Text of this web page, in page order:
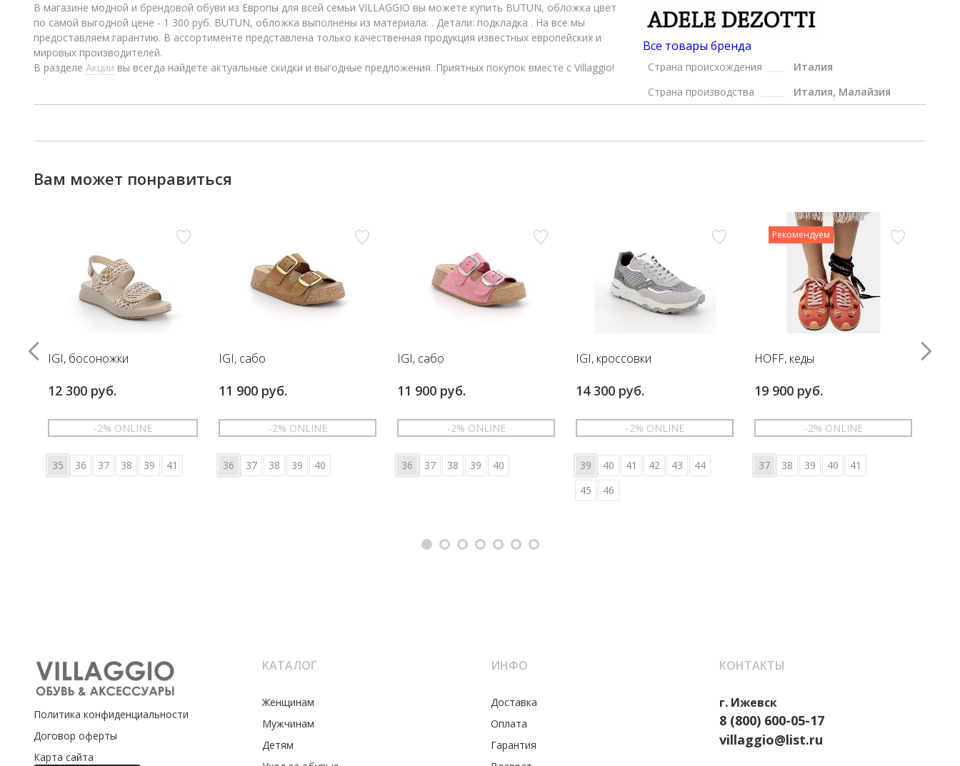
В магазине модной и брендовой обуви из Европы для всей семьи VILLAGGIO вы можете купить BUTUN, обложка цвет
по самой выгодной цене - 1 300 руб. BUTUN, обложка выполнены из материала: . Детали: подкладка . На все мы
предоставляем гарантию. В ассортименте представлена только качественная продукция известных европейских и
мировых производителей.
В разделе Акции вы всегда найдете актуальные скидки и выгодные предложения. Приятных покупок вместе с Villaggio!
Все товары бренда
Страна происхождения
Италия
Страна производства
Италия, Малайзия
Вам может понравиться
IGI, босоножки
12 300 руб.
-2% ONLINE
35 36 37 38 39 41
IGI, сабо
11 900 руб.
-2% ONLINE
36 37 38 39 40
IGI, сабо
11 900 руб.
-2% ONLINE
36 37 38 39 40
IGI, кроссовки
14 300 руб.
-2% ONLINE
39 40 41 42 43
44
45
46
Рекомендуем
HOFF, кеды
19 900 руб.
-2% ONLINE
37 38 39 40 41
Политика конфиденциальности
Договор оферты
Карта сайта
КАТАЛОГ
Женщинам
Мужчинам
Детям
ИНФО
Доставка
Оплата
Гарантия
КОНТАКТЫ
г. Ижевск
8 (800) 600-05-17
villaggio@list.ru